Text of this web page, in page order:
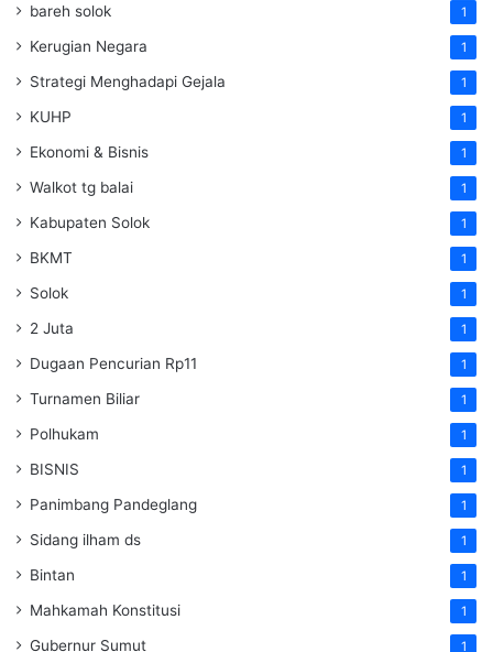
bareh solok 1
Kerugian Negara 1
Strategi Menghadapi Gejala 1
KUHP 1
Ekonomi & Bisnis 1
Walkot tg balai 1
Kabupaten Solok 1
BKMT 1
Solok 1
2 Juta 1
Dugaan Pencurian Rp11 1
Turnamen Biliar 1
Polhukam 1
BISNIS 1
Panimbang Pandeglang 1
Sidang ilham ds 1
Bintan 1
Mahkamah Konstitusi 1
Gubernur Sumut 1